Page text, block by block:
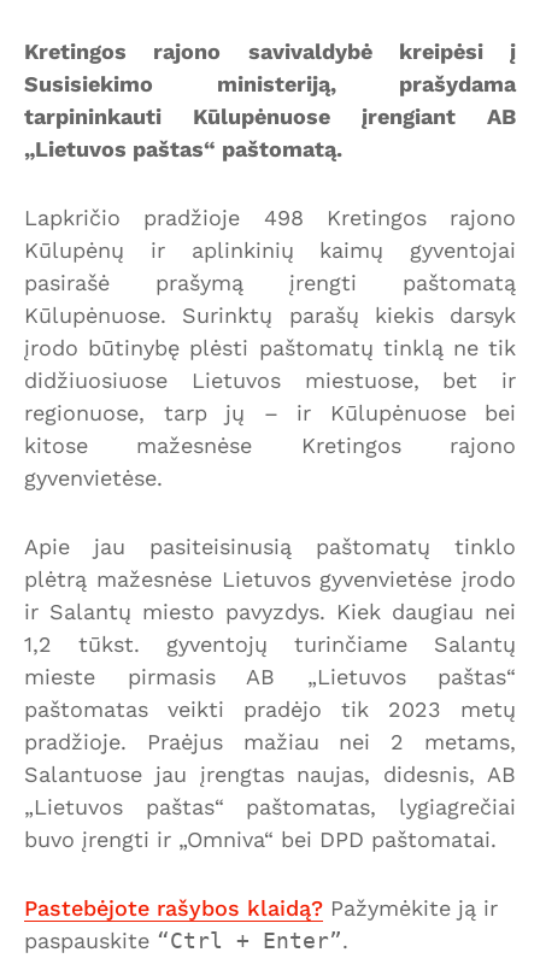
Kretingos rajono savivaldybė kreipėsi į
Susisiekimo ministeriją, prašydama
tarpininkauti Kūlupėnuose įrengiant AB
„Lietuvos paštas“ paštomatą.
Lapkričio pradžioje 498 Kretingos rajono
Kūlupėnų ir aplinkinių kaimų gyventojai
pasirašė prašymą įrengti paštomatą
Kūlupėnuose. Surinktų parašų kiekis darsyk
įrodo būtinybę plėsti paštomatų tinklą ne tik
didžiuosiuose Lietuvos miestuose, bet ir
regionuose, tarp jų – ir Kūlupėnuose bei
kitose mažesnėse Kretingos rajono
gyvenvietėse.
Apie jau pasiteisinusią paštomatų tinklo
plėtrą mažesnėse Lietuvos gyvenvietėse įrodo
ir Salantų miesto pavyzdys. Kiek daugiau nei
1,2 tūkst. gyventojų turinčiame Salantų
mieste pirmasis AB „Lietuvos paštas“
paštomatas veikti pradėjo tik 2023 metų
pradžioje. Praėjus mažiau nei 2 metams,
Salantuose jau įrengtas naujas, didesnis, AB
„Lietuvos paštas“ paštomatas, lygiagrečiai
buvo įrengti ir „Omniva“ bei DPD paštomatai.
Pastebėjote rašybos klaidą? Pažymėkite ją ir
paspauskite
Ctrl + Enter .